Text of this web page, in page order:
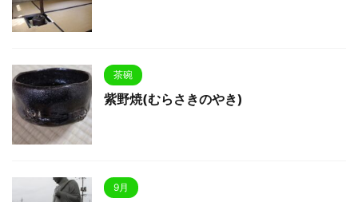
茶碗
紫野焼(むらさきのやき)
9月